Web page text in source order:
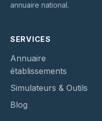
annuaire national.
SERVICES
Annuaire
établissements
Simulateurs & Outils
Blog